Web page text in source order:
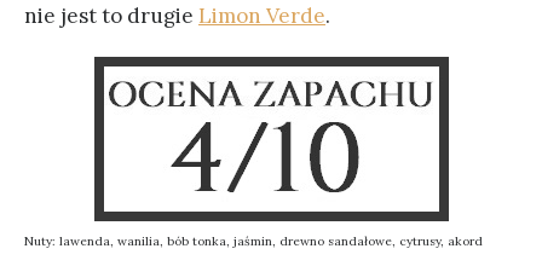
nie jest to drugie Limon Verde.
Nuty: lawenda, wanilia, bób tonka, jaśmin, drewno sandałowe, cytrusy, akord